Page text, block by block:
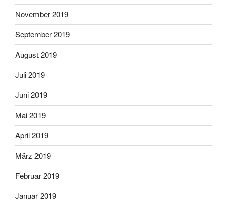
November 2019
September 2019
August 2019
Juli 2019
Juni 2019
Mai 2019
April 2019
März 2019
Februar 2019
Januar 2019